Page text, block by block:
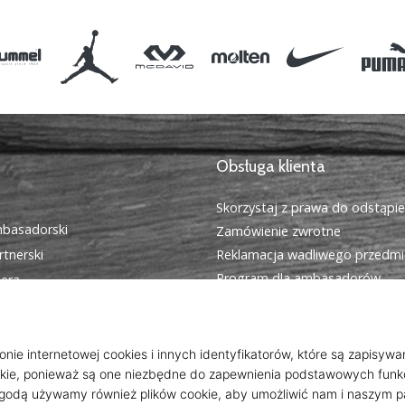
Obsługa klienta
Skorzystaj z prawa do
Zamówienie zwrotne
Reklamacja wadliwego
Program dla ambasadorów
Znajdź odpowiedni rozmiar
Kontakt
Często zadawane pytania